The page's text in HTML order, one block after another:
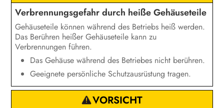
Verbrennungsgefahr durch heiße Gehäuseteile
Gehäuseteile können während des Betriebs heiß werden.
Das Berühren heißer Gehäuseteile kann zu
Verbrennungen führen.
Das Gehäuse während des Betriebes nicht berühren.
Geeignete persönliche Schutzausrüstung tragen.
VORSICHT